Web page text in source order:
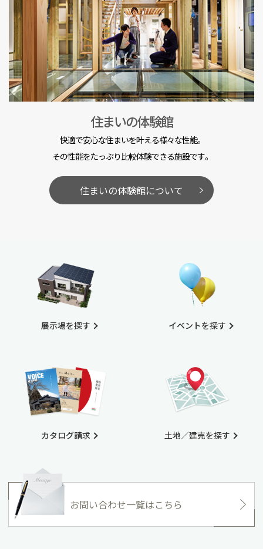
住まいの体験館
快適で安心な住まいを叶える様々な性能。
その性能をたっぷり比較体験できる施設です。
住まいの体験館について
展示場を探す
カタログ請求
イベントを探す
土地／建売を探す
お問い合わせ一覧はこちら